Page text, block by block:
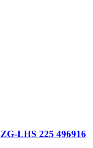
LHS 225 496916